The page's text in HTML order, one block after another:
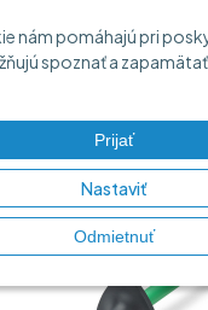
nám pomáhajú pri
spoznať a zapamätať
Prijať
Nastaviť
Odmietnuť
Na sklade > 10 ks
Bulk Fill Flowable